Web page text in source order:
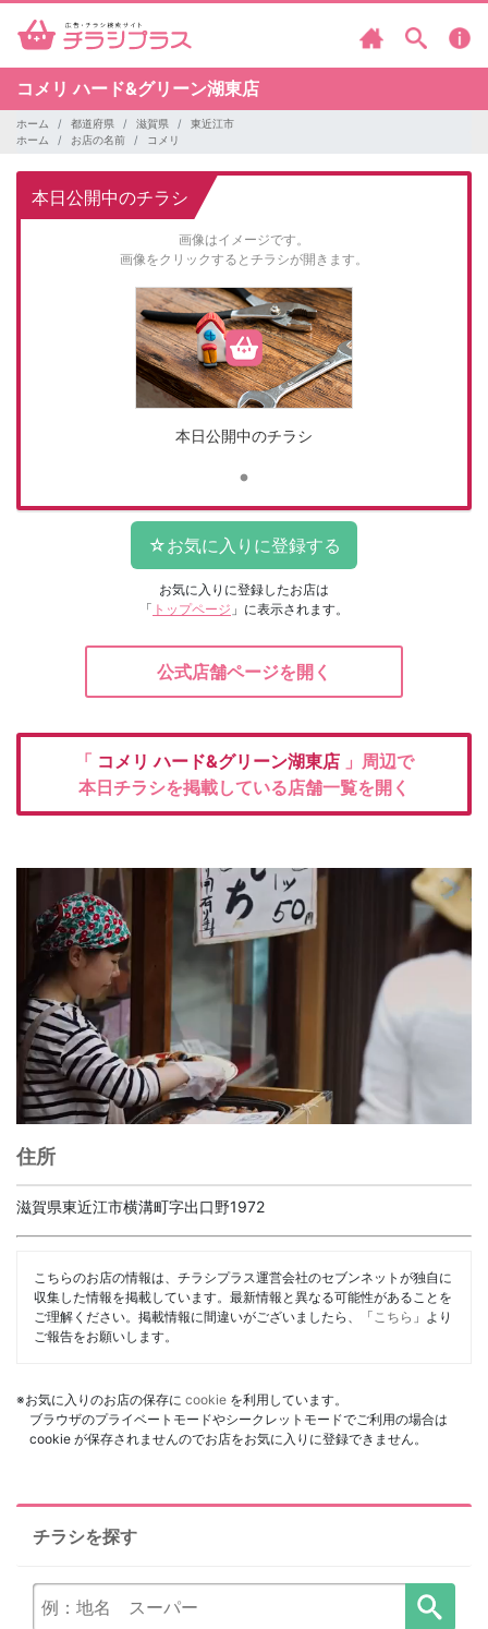
コメリハード&グリーン湖東店
ホーム 都道府県 滋賀県
東近江市
ホーム
お店の名前 コメリ
本日公開中のチラシ
画像はイメージです。
画像をクリックするとチラシが開きます。
本日公開中のチラシ
お気に入りに登録したお店は
「 トップページ 」に表示されます。
公式店舗ページを開く
「 コメリハード&グリーン湖東店 」周辺で
本日チラシを掲載している店舗一覧を開く
住所
滋賀県東近江市横溝町字出口野1972
こちらのお店の情報は、チラシプラス運営会社のセブンネットが独自に
収集した情報を掲載しています。最新情報と異なる可能性があることを
ご理解ください。掲載情報に間違いがございましたら、「 こちら 」より
ご報告をお願いします。
※お気に入りのお店の保存に cookie を利用しています。
ブラウザのプライベートモードやシークレットモードでご利用の場合は
cookie が保存されませんのでお店をお気に入りに登録できません。
チラシを探す